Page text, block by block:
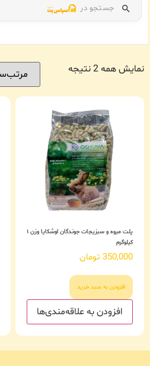
جستجو در
نمایش همه 2 نتیجه
پلت میوه و سبزیجات جوندگان اوشکایا وزن ۱
کیلوگرم
350,000 تومان
افزودن به سبد خرید
افزودن به علاقه‌مندی‌ها